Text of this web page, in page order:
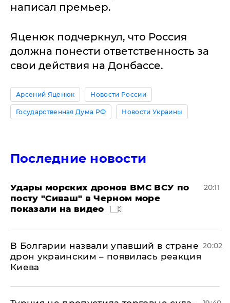
написал премьер.
Яценюк подчеркнул, что Россия
должна понести ответственность за
свои действия на Донбассе.
Арсений Яценюк Новости России
Государственная Дума РФ Новости Украины
Последние новости
Удары морских дронов ВМС ВСУ по
посту "Сиваш" в Черном море
показали на видео
20:11
В Болгарии назвали упавший в стране
дрон украинским – появилась реакция
Киева
20:02